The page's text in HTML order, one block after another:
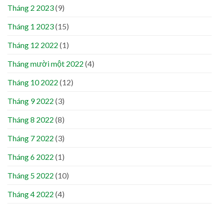
Tháng 2 2023(9)
Tháng 1 2023(15)
Tháng 12 2022 (1)
Tháng mười một 2022 (4)
Tháng 10 2022 (12)
Tháng 9 2022 (3)
Tháng 8 2022 (8)
Tháng 7 2022 (3)
Tháng 6 2022 (1)
Tháng 5 2022 (10)
Tháng 4 2022 (4)